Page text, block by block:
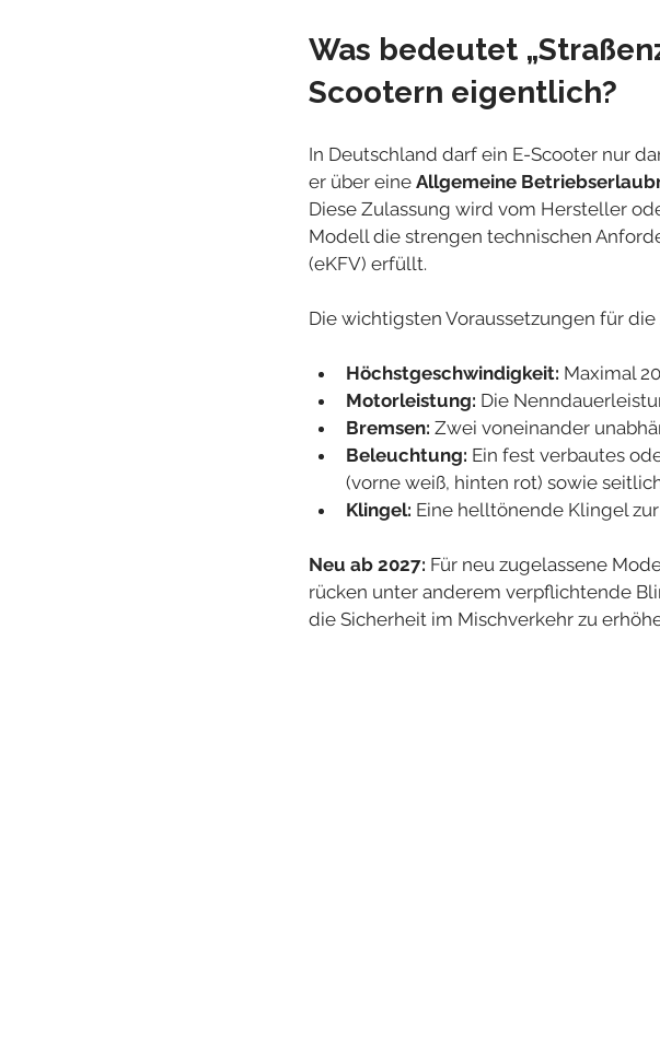
Was bedeutet
Scootern eigentlich?
In Deutschland darf ein E-Scooter nur
er über eine Allgemeine
Diese Zulassung wird vom Hersteller
Modell die strengen technischen
(eKFV) erfüllt.
Die wichtigsten Voraussetzungen für die
Höchstgeschwindigkeit: Maximal
Motorleistung: Die
Bremsen: Zwei voneinander
Beleuchtung: Ein fest verbautes
(vorne weiß, hinten rot) sowie
Klingel: Eine helltönende Klingel
Neu ab 2027: Für neu zugelassene
rücken unter anderem verpflichtende
die Sicherheit im Mischverkehr zu